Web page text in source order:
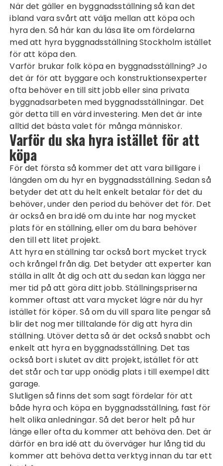
När det gäller en byggnadsställning så kan det
ibland vara svårt att välja mellan att köpa och
hyra den. Så här kan du läsa lite om fördelarna
med att hyra byggnadsställningStockholm istället
för att köpa den.
Varför brukar folk köpa en byggnadsställning? Jo
det är för att byggare och konstruktionsexperter
ofta behöver en till sitt jobb eller sina privata
byggnadsarbeten med byggnadsställningar. Det
gör detta till en värd investering. Men det är inte
alltid det bästa valet för många människor.
Varför du ska hyra istället för att
köpa
För det första så kommer det att vara billigare i
längden om du hyr en byggnadsställning. Sedan så
betyder det att du helt enkelt betalar för det du
behöver, under den period du behöver det för. Det
är också en bra idé om du inte har nog mycket
plats för en ställning, eller om du bara behöver
den till ett litet projekt.
Att hyra en ställning tar också bort mycket tryck
och krångel från dig. Det betyder att experter kan
ställa in allt åt dig och att du sedan kan lägga ner
mer tid på att göra ditt jobb. Ställningspriserna
kommer oftast att vara mycket lägre när du hyr
istället för köper. Så om du vill spara lite pengar så
blir det nog mer tilltalande för dig att hyra din
ställning. Utöver detta så är det också snabbt och
enkelt att hyra en byggnadsställning. Det tas
också bort i slutet av ditt projekt, istället för att
det står och tar upp onödig plats i till exempel ditt
garage.
Slutligen så finns det som sagt fördelar för att
både hyra och köpa en byggnadsställning, fast för
helt olika anledningar. Så det beror helt på hur
länge eller ofta du kommer att behöva den. Det är
därför en bra idé att du överväger hur lång tid du
kommer att behöva detta verktyg innan du tar ett